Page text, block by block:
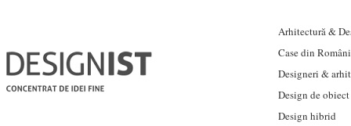
Arhitectură &
Case din
Designeri &
Design de obiect
Design hibrid